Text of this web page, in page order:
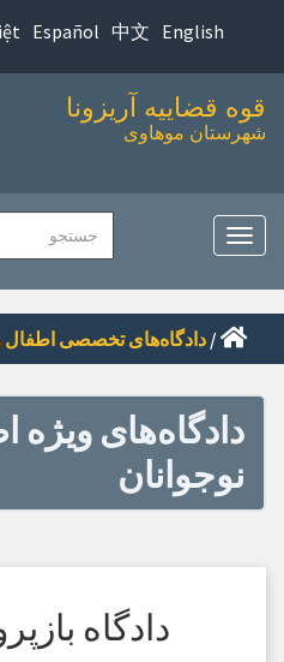
محتوای
اصلی
English
中文
Español
قوه قضاییه آریزونا
شهرستان موهاوی
ناوبری
اصلی
تغییر
/ دادگاه‌های تخصصی اطفال
دادگاه‌های ویژه
نوجوانان
دادگاه